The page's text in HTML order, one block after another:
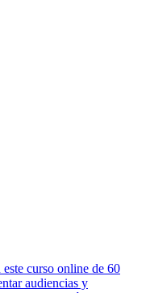
curso online de 60
audiencias y